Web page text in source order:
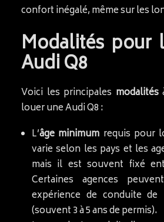
confort inégalé, même sur les
Modalités pour
Audi Q8
Voici les principales modalités
louer une Audi Q8 :
L’âge minimum requis pour
varie selon les pays et les
mais il est souvent fixé
Certaines agences
expérience de conduite de
(souvent 3 à 5 ans de permis).